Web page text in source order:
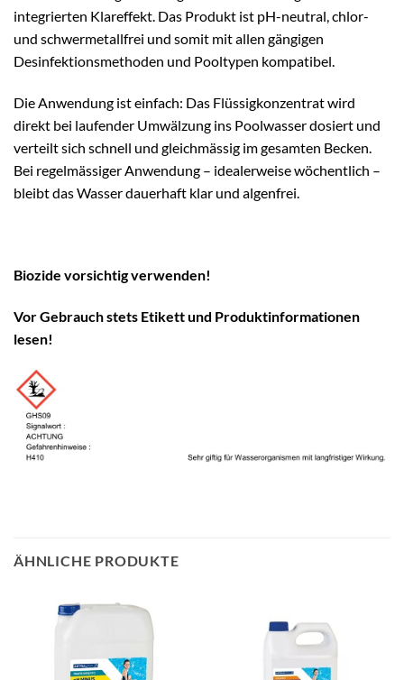
integrierten Klareffekt. Das Produkt ist pH-neutral, chlor-
und schwermetallfrei und somit mit allen gängigen
Desinfektionsmethoden und Pooltypen kompatibel.
Die Anwendung ist einfach: Das Flüssigkonzentrat wird
direkt bei laufender Umwälzung ins Poolwasser dosiert und
verteilt sich schnell und gleichmässig im gesamten Becken.
Bei regelmässiger Anwendung – idealerweise wöchentlich –
bleibt das Wasser dauerhaft klar und algenfrei.
Biozide vorsichtig verwenden!
Vor Gebrauch stets Etikett und Produktinformationen
lesen!
ÄHNLICHE PRODUKTE